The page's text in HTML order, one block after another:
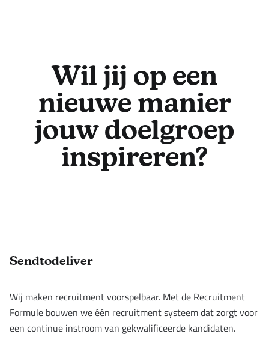
Wil jij op een
nieuwe manier
jouw doelgroep
inspireren?
Footer
Sendtodeliver
Wij maken recruitment voorspelbaar. Met de Recruitment
Formule bouwen we één recruitment systeem dat zorgt voor
een continue instroom van gekwalificeerde kandidaten.